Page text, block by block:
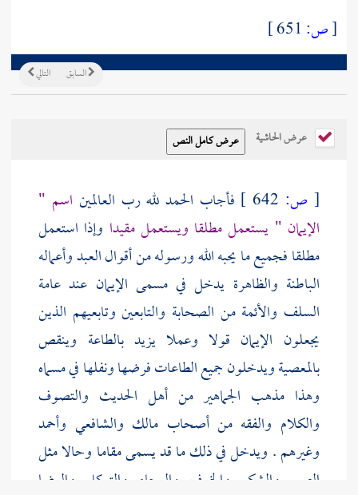
[ص:
التالي السابق
عرض الحاشية
[ ص: فأجاب الحمد لله رب العالمين اسم "
الإيمان " يستعمل مطلقا ويستعمل مقيدا وإذا استعمل
مطلقا فجميع ما يحبه الله ورسوله من أقوال العبد وأعماله
الباطنة والظاهرة يدخل في مسمى الإيمان عند عامة
السلف والأئمة من الصحابة والتابعين وتابعيهم الذين
يجعلون الإيمان قولا وعملا يزيد بالطاعة وينقص
بالمعصية ويدخلون جميع الطاعات فرضها ونفلها في مسماه
وهذا مذهب الجماهير منأهل الحديث والتصوف
والكلام والفقه من أصحاب مالك والشافعي وأحمد
وغيرهم . ويدخل في ذلك ما قد يسمى مقاما وحالا مثل
الصبر والشكر والخوف والرجاء والتوكل والرضا